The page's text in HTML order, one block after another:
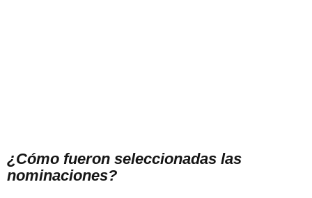
¿Cómo fueron seleccionadas las
nominaciones?